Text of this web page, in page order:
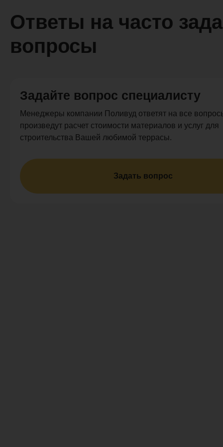
Ответы на часто
вопросы
Задайте вопрос специалисту
Менеджеры компании Поливуд ответят на все
произведут расчет стоимости материалов и услуг для
строительства Вашей любимой террасы.
Задать вопрос